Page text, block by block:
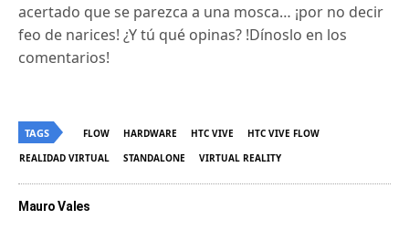
acertado que se parezca a una mosca… ¡por no decir
feo de narices! ¿Y tú qué opinas? !Dínoslo en los
comentarios!
TAGS FLOW HARDWARE HTC VIVE
HTC VIVE FLOW
REALIDAD VIRTUAL
STANDALONE VIRTUAL REALITY
Mauro Vales